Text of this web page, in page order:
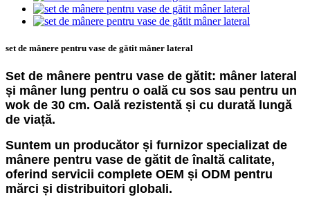
set de mânere pentru vase de gătit mâner lateral
Set de mânere pentru vase de gătit: mâner lateral
și mâner lung pentru o oală cu sos sau pentru un
wok de 30 cm. Oală rezistentă și cu durată lungă
de viață.
Suntem un producător și furnizor specializat de
mânere pentru vase de gătit de înaltă calitate,
oferind servicii complete OEM și ODM pentru
mărci și distribuitori globali.